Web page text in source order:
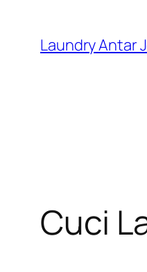
content
Laundry Antar
Cuci